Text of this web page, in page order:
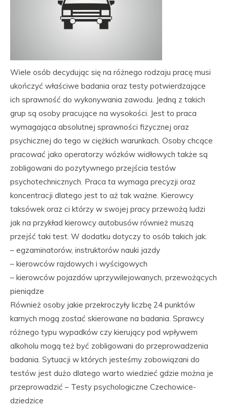
Wiele osób decydując się na różnego rodzaju pracę musi
ukończyć właściwe badania oraz testy potwierdzające
ich sprawność do wykonywania zawodu. Jedną z takich
grup są osoby pracujące na wysokości. Jest to praca
wymagająca absolutnej sprawności fizycznej oraz
psychicznej do tego w ciężkich warunkach. Osoby chcące
pracować jako operatorzy wózków widłowych także są
zobligowani do pozytywnego przejścia testów
psychotechnicznych. Praca ta wymaga precyzji oraz
koncentracji dlatego jest to aż tak ważne. Kierowcy
taksówek oraz ci którzy w swojej pracy przewożą ludzi
jak na przykład kierowcy autobusów również muszą
przejść taki test. W dodatku dotyczy to osób takich jak:
– egzaminatorów, instruktorów nauki jazdy
– kierowców rajdowych i wyścigowych
– kierowców pojazdów uprzywilejowanych, przewożących
pieniądze
Również osoby jakie przekroczyły liczbę 24 punktów
karnych mogą zostać skierowane na badania. Sprawcy
różnego typu wypadków czy kierujący pod wpływem
alkoholu mogą też być zobligowani do przeprowadzenia
badania. Sytuacji w których jesteśmy zobowiązani do
testów jest dużo dlatego warto wiedzieć gdzie można je
przeprowadzić – Testy psychologiczne Czechowice-
dziedzice